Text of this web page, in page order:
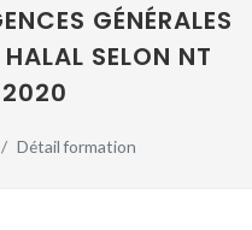
GÉNÉRALES
SELON NT
Détail formation